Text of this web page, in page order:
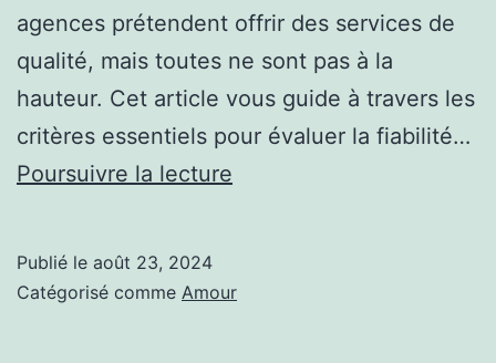
agences prétendent offrir des services de
qualité, mais toutes ne sont pas à la
hauteur. Cet article vous guide à travers les
critères essentiels pour évaluer la fiabilité…
Poursuivre la lecture
crédibilité
Publié le août 23, 2024
Catégorisé comme Amour